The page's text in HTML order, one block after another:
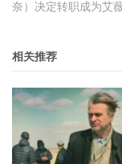
强纳森葛雷泽（
保罗贾麦提（
布莱德利库柏（
章》
奈）决定转职成为艾
相关推荐